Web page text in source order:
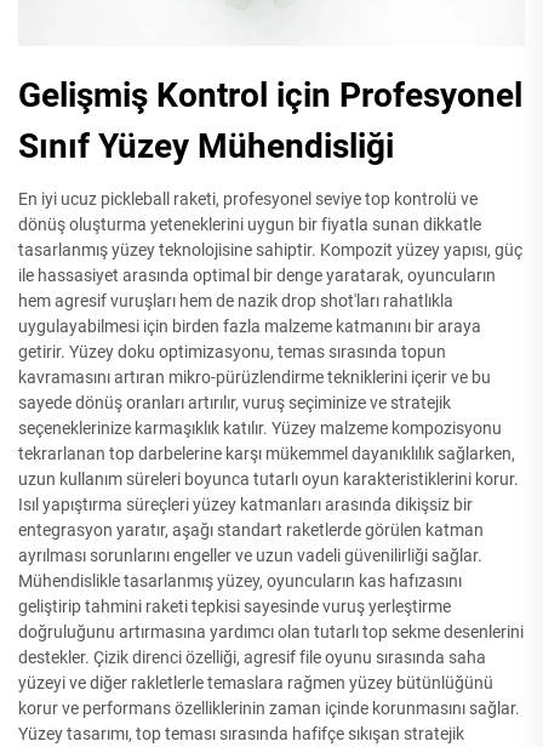
Gelişmiş Kontrol için Profesyonel
Sınıf Yüzey Mühendisliği
En iyi ucuz pickleball raketi, profesyonel seviye top kontrolü ve
dönüş oluşturma yeteneklerini uygun bir fiyatla sunan dikkatle
tasarlanmış yüzey teknolojisine sahiptir. Kompozit yüzey yapısı, güç
ile hassasiyet arasında optimal bir denge yaratarak, oyuncuların
hem agresif vuruşları hem de nazik drop shot'ları rahatlıkla
uygulayabilmesi için birden fazla malzeme katmanını bir araya
getirir. Yüzey doku optimizasyonu, temas sırasında topun
kavramasını artıran mikro-pürüzlendirme tekniklerini içerir ve bu
sayede dönüş oranları artırılır, vuruş seçiminize ve stratejik
seçeneklerinize karmaşıklık katılır. Yüzey malzeme kompozisyonu
tekrarlanan top darbelerine karşı mükemmel dayanıklılık sağlarken,
uzun kullanım süreleri boyunca tutarlı oyun karakteristiklerini korur.
Isıl yapıştırma süreçleri yüzey katmanları arasında dikişsiz bir
entegrasyon yaratır, aşağı standart raketlerde görülen katman
ayrılması sorunlarını engeller ve uzun vadeli güvenilirliği sağlar.
Mühendislikle tasarlanmış yüzey, oyuncuların kas hafızasını
geliştirip tahmini raketi tepkisi sayesinde vuruş yerleştirme
doğruluğunu artırmasına yardımcı olan tutarlı top sekme desenlerini
destekler. Çizik direnci özelliği, agresif file oyunu sırasında saha
yüzeyi ve diğer rakletlerle temaslara rağmen yüzey bütünlüğünü
korur ve performans özelliklerinin zaman içinde korunmasını sağlar.
Yüzey tasarımı, top teması sırasında hafifçe sıkışan stratejik